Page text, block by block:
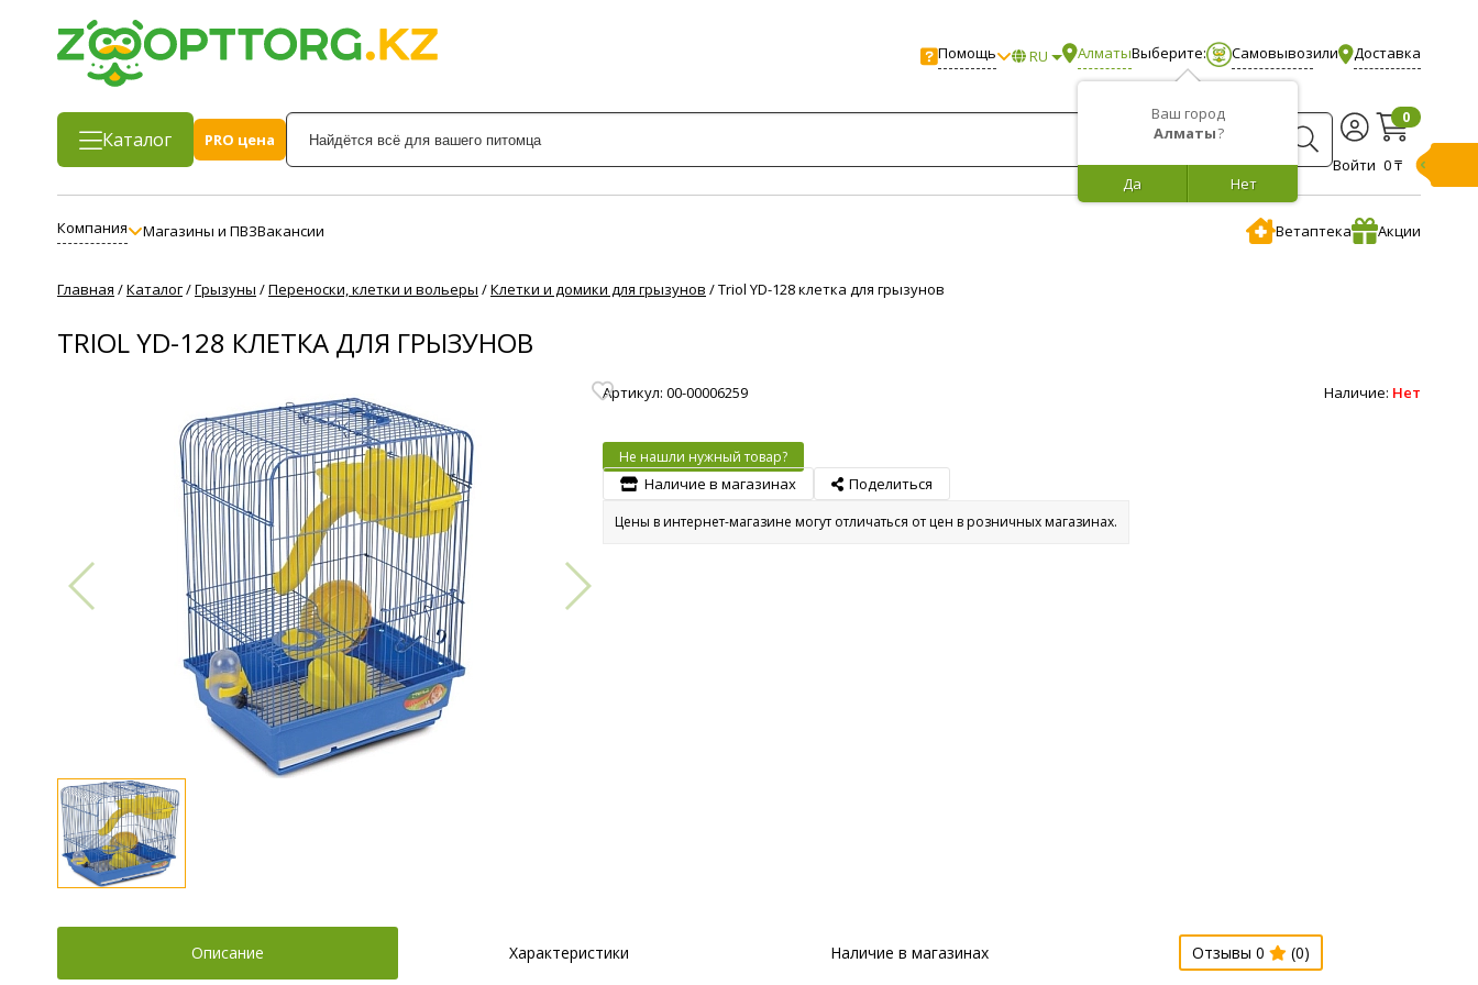
Помощь RU Алматы
Ваш город
Алматы?
Нет
Да
Выберите: Самовывозили Доставка
Каталог
PRO цена
Войти
0
0 ₸
Компания Магазины и ПВЗВакансии Ветаптека Акции
Главная /Каталог/Грызуны /Переноски, клетки и вольеры /Клетки и домики для грызунов /Triol YD-128 клетка для грызунов
TRIOL YD-128 КЛЕТКА ДЛЯ ГРЫЗУНОВ
Артикул: 00-00006259 Наличие: Нет
Не нашли нужный товар?
Наличие в магазинах Поделиться
Цены в интернет-магазине могут отличаться от цен в розничных магазинах.
Описание Характеристики Наличие в магазинах Отзывы 0 (0)